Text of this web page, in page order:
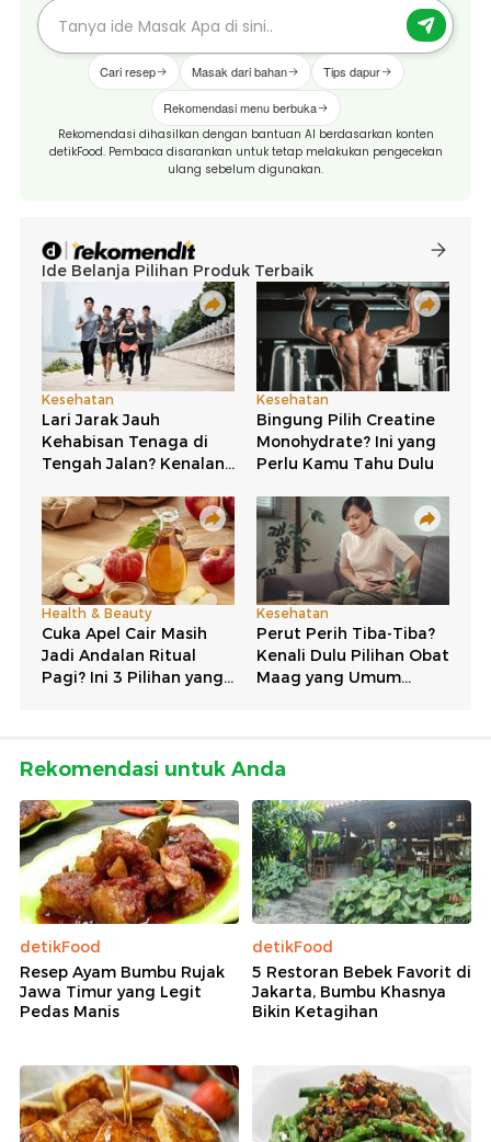
Cari resep Masak dari bahan Tips dapur
Rekomendasi menu berbuka
Rekomendasi dihasilkan dengan bantuan AI berdasarkan konten
detikFood. Pembaca disarankan untuk tetap melakukan pengecekan
ulang sebelum digunakan.
Rekomendasi untuk Anda
detikFood
Resep Ayam Bumbu Rujak
Jawa Timur yang Legit
Pedas Manis
detikFood
5 Restoran Bebek Favorit di
Jakarta, Bumbu Khasnya
Bikin Ketagihan